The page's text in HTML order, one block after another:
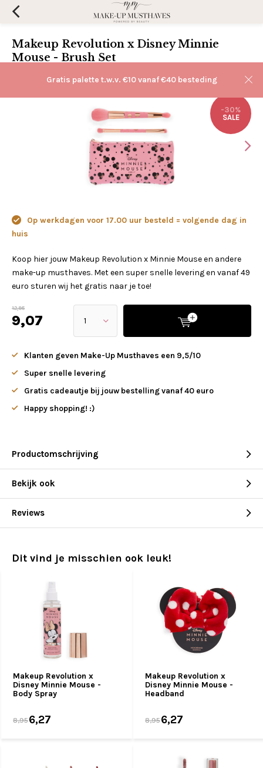
Gratis palette t.w.v. €10 vanaf €40 besteding
Makeup Revolution x Disney Minnie
Mouse - Brush Set
-30%
SALE
Op werkdagen voor 17.00 uur besteld = volgende dag in
huis
Koop hier jouw Makeup Revolution x Minnie Mouse en andere
make-up musthaves. Met een super snelle levering en vanaf 49
euro sturen wij het gratis naar je toe!
12,95
9,07
Klanten geven Make-Up Musthaves een 9,5/10
Super snelle levering
Gratis cadeautje bij jouw bestelling vanaf 40 euro
Happy shopping! :)
Productomschrijving
Bekijk ook
Reviews
Dit vind je misschien ook leuk!
Makeup Revolution x
Disney Minnie Mouse -
Body Spray
8,956,27
Makeup Revolution x
Disney Minnie Mouse -
Headband
8,956,27